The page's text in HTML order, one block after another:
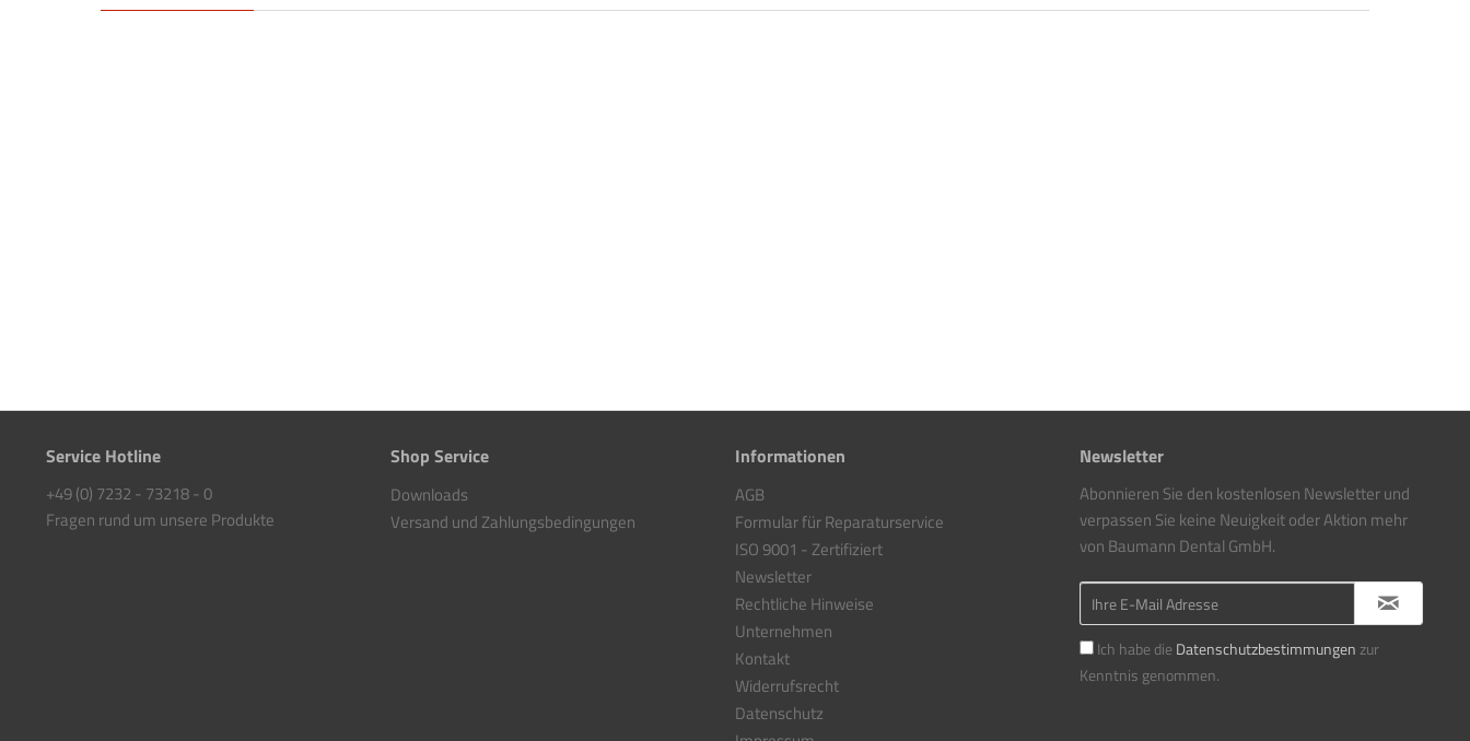
Service Hotline
+49 (0) 7232 - 73218 - 0
Fragen rund um unsere Produkte
Shop Service
Downloads
Versand und Zahlungsbedingungen
Informationen
AGB
Formular für Reparaturservice
ISO 9001 - Zertifiziert
Newsletter
Rechtliche Hinweise
Unternehmen
Kontakt
Widerrufsrecht
Datenschutz
Newsletter
Abonnieren Sie den kostenlosen Newsletter und
verpassen Sie keine Neuigkeit oder Aktion mehr
von Baumann Dental GmbH.
Ich habe dieDatenschutzbestimmungenzur
Kenntnis genommen.